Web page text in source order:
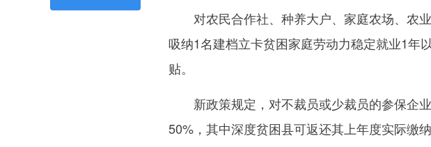
对农民合作社、种养大户、家庭农场、农业
吸纳1名建档立卡贫困家庭劳动力稳定就业1年
贴。
新政策规定，对不裁员或少裁员的参保企
50%，其中深度贫困县可返还其上年度实际缴